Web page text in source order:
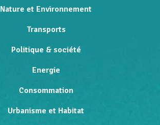
Nature et Environnement
Transports
Politique & société
Energie
Consommation
Urbanisme et Habitat